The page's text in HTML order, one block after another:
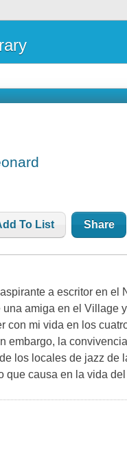
To List Share
a escritor en
amiga en el Village
con mi vida en los
embargo, la
los locales de jazz de
que causa en la vida